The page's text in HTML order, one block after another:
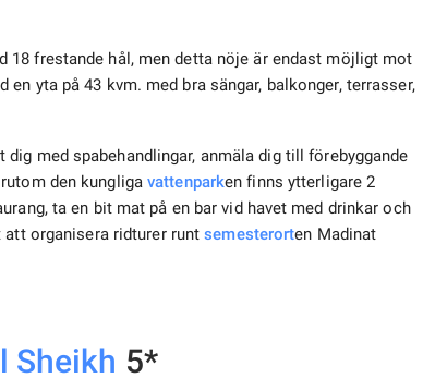
18 frestande hål, men detta nöje är endast möjligt mot
en yta på 43 kvm. med bra sängar, balkonger, terrasser,
med spabehandlingar, anmäla dig till förebyggande
den kungligavattenparken finns ytterligare 2
ta en bit mat på en bar vid havet med drinkar och
att organisera ridturer runtsemesterorten Madinat
Sheikh 5*